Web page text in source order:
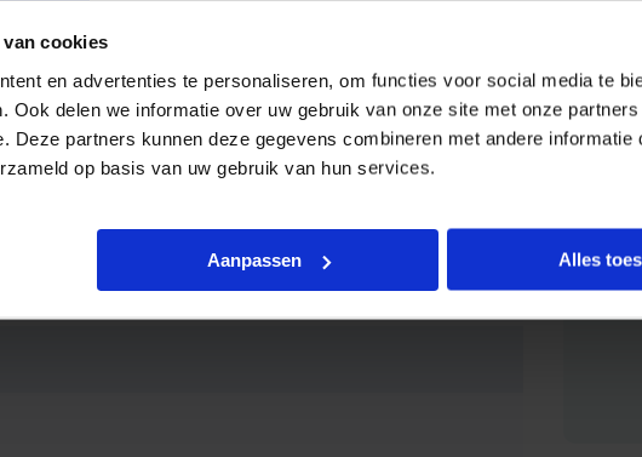
cookies
en advertenties te personaliseren, om functies voor social media te
Ook delen we informatie over uw gebruik van onze site met onze
Deze partners kunnen deze gegevens combineren met andere informatie
op basis van uw gebruik van hun services.
Aanpassen Alles